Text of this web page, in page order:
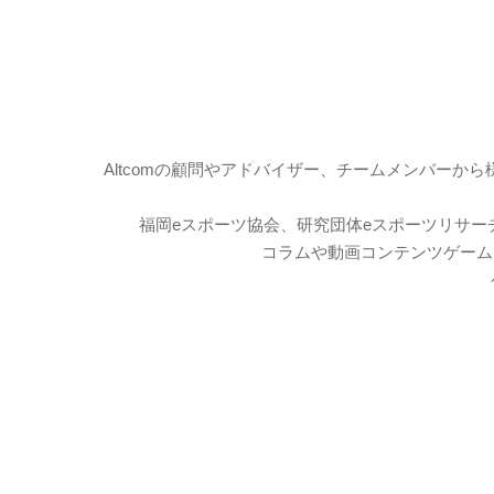
Altcomの顧問やアドバイザー、チームメンバーから
福岡eスポーツ協会、研究団体eスポーツリサ
コラムや動画コンテンツゲー